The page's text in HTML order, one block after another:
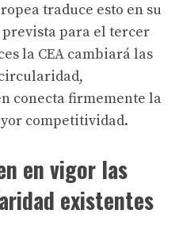
traduce esto en su
para el tercer
la CEA cambiará las
conecta firmemente la
competitividad.
en vigor las
existentes